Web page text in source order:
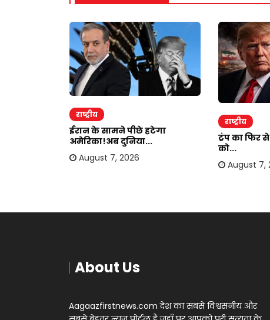
राष्ट्रीय
ईरान के सामने पीछे हटेगा
अमेरिका!अब दुनिया...
August 7, 2026
राष्ट्रीय
ट्रंप का फिर
को...
August 7,
About Us
Aagaazfirstnews.com देश का सबसे विश्वसनीय और